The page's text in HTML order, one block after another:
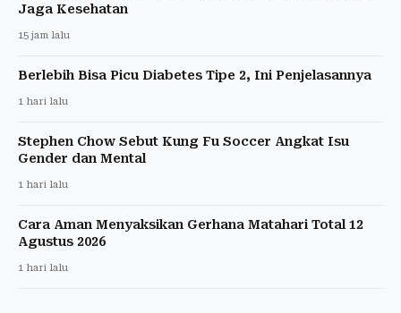
Jaga Kesehatan
15 jam lalu
Berlebih Bisa Picu Diabetes Tipe 2, Ini Penjelasannya
1 hari lalu
Stephen Chow Sebut Kung Fu Soccer Angkat Isu
Gender dan Mental
1 hari lalu
Cara Aman Menyaksikan Gerhana Matahari Total 12
Agustus 2026
1 hari lalu